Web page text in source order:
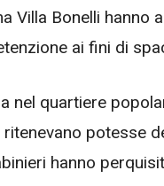
Villa Bonelli hanno
ai fini di
nel quartiere
ritenevano potesse
hanno